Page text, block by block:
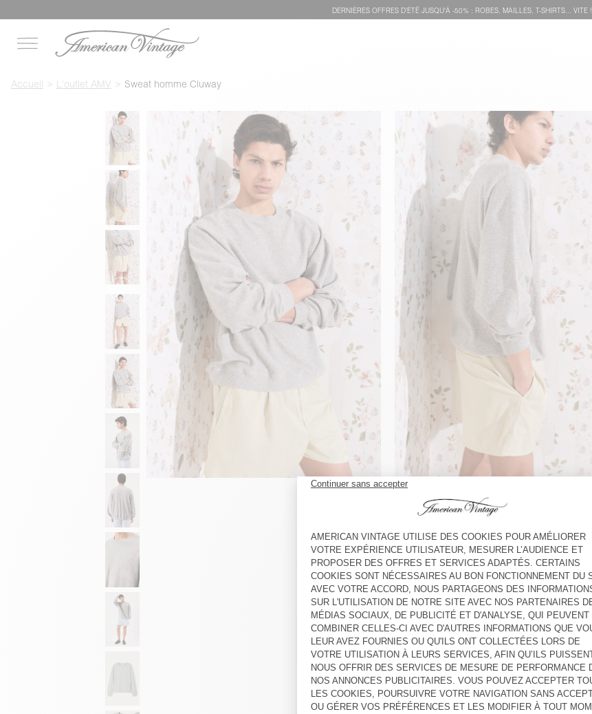
DERNIÈRES OFFRES D'ÉTÊ JUSQU'À -50% : ROBES, MAILLES, T-SHIRTS... VITE !
Accueil L'outlet AMV Sweat homme Cluway